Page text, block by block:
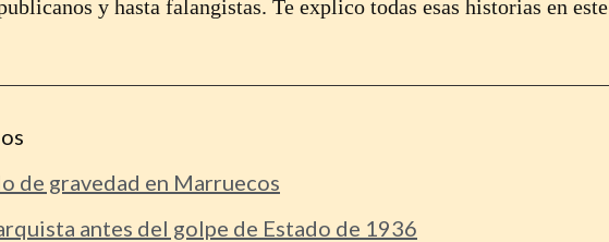
y hasta falangistas. Te explico todas esas historias en este
de gravedad en Marruecos
antes del golpe de Estado de 1936